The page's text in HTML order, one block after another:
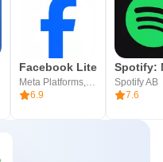
توفر شركة تكوين
بالتعاون والشراكة
Facebook Lite
6.9
Spotify AB
7.6